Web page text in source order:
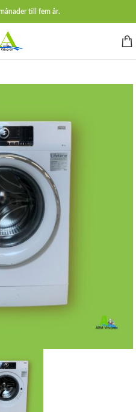
till fem år.